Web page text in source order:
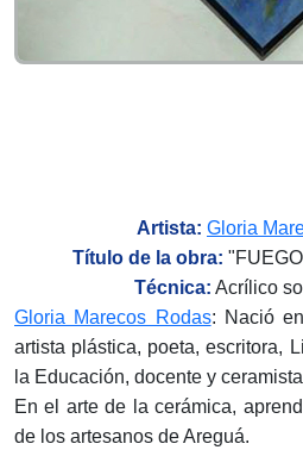
Artista: Gloria
Título de la obra:
Técnica: Acrílico
Gloria Marecos Rodas: Nació
artista plástica, poeta, escritora,
la Educación, docente y
En el arte de la cerámica,
de los artesanos de Areguá.